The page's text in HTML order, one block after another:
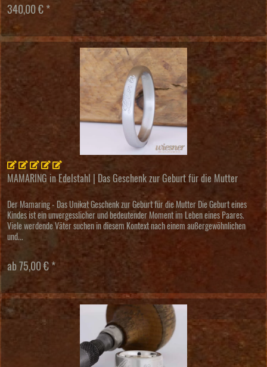
340,00 € *
MAMARING in Edelstahl | Das Geschenk zur Geburt für die Mutter
Der Mamaring - Das Unikat Geschenk zur Geburt für die Mutter Die Geburt eines
Kindes ist ein unvergesslicher und bedeutender Moment im Leben eines Paares.
Viele werdende Väter suchen in diesem Kontext nach einem außergewöhnlichen
und...
ab 75,00 € *